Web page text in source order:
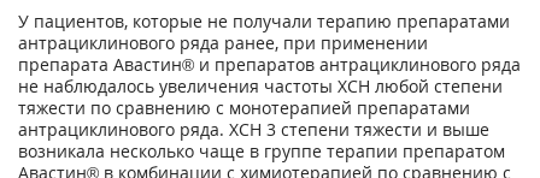
У пациентов, которые не получали терапию препаратами
антрациклинового ряда ранее, при применении
препарата Авастин® и препаратов антрациклинового ряда
не наблюдалось увеличения частоты ХСН любой степени
тяжести по сравнению с монотерапией препаратами
антрациклинового ряда. ХСН 3 степени тяжести и выше
возникала несколько чаще в группе терапии препаратом
Авастин® в комбинации с химиотерапией по сравнению с